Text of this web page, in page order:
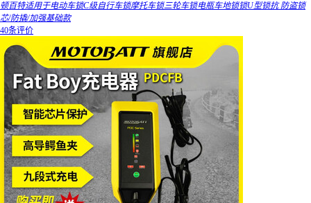
顿百特适用于电动车锁C级自行车锁摩托车锁三轮车锁电瓶车地锁锁U型锁抗 防盗锁
芯/防撬/加强基础款
40条评价